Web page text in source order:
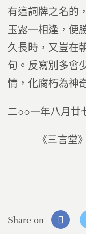
有這詞牌之名的
玉露一相逢，便
久長時，又豈在
句。反寫別多會
情，化腐朽為神
二○○一年八月廿
《三言堂
Share on